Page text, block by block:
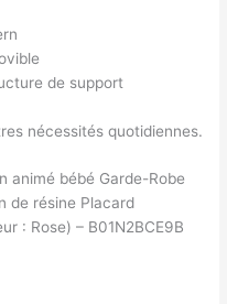
de support
nécessités quotidiennes.
animé bébé Garde-Robe
de résine Placard
: Rose) – B01N2BCE9B